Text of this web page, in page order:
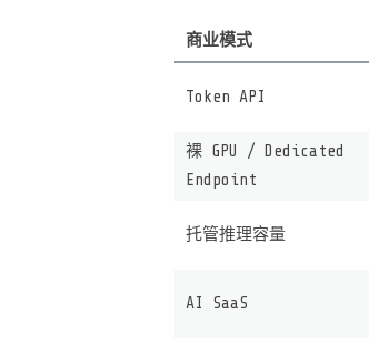
商业模式
Token API
裸 GPU / Dedicated
Endpoint
托管推理容量
AI SaaS